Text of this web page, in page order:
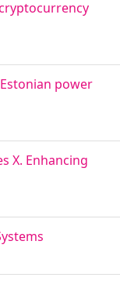
power
X. Enhancing